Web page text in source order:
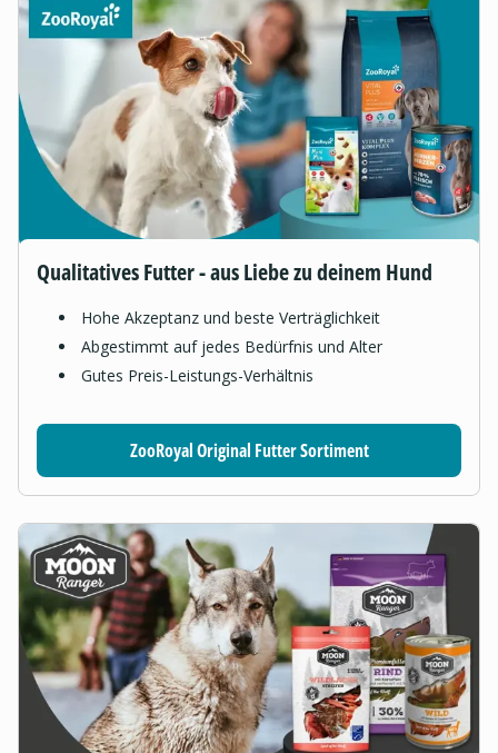
Qualitatives Futter - aus Liebe zu deinem Hund
Hohe Akzeptanz und beste Verträglichkeit
Abgestimmt auf jedes Bedürfnis und Alter
Gutes Preis-Leistungs-Verhältnis
ZooRoyal Original Futter Sortiment